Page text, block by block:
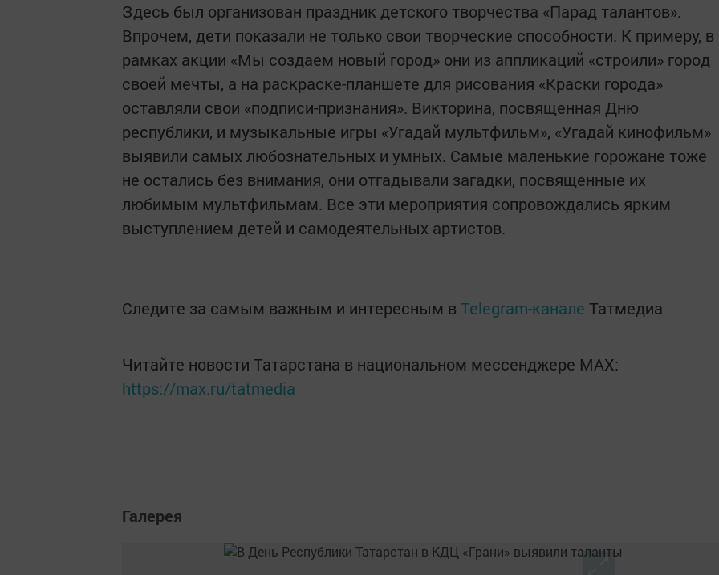
Здесь был организован праздник детского творчества «Парад талантов».
Впрочем, дети показали не только свои творческие способности. К примеру, в
рамках акции «Мы создаем новый город» они из аппликаций «строили» город
своей мечты, а на раскраске-планшете для рисования «Краски города»
оставляли свои «подписи-признания». Викторина, посвященная Дню
республики, и музыкальные игры «Угадай мультфильм», «Угадай кинофильм»
выявили самых любознательных и умных. Самые маленькие горожане тоже
не остались без внимания, они отгадывали загадки, посвященные их
любимым мультфильмам. Все эти мероприятия сопровождались ярким
выступлением детей и самодеятельных артистов.
Следите за самым важным и интересным в Telegram-канале Татмедиа
Читайте новости Татарстана в национальном мессенджере MАХ:
https://max.ru/tatmedia
Галерея